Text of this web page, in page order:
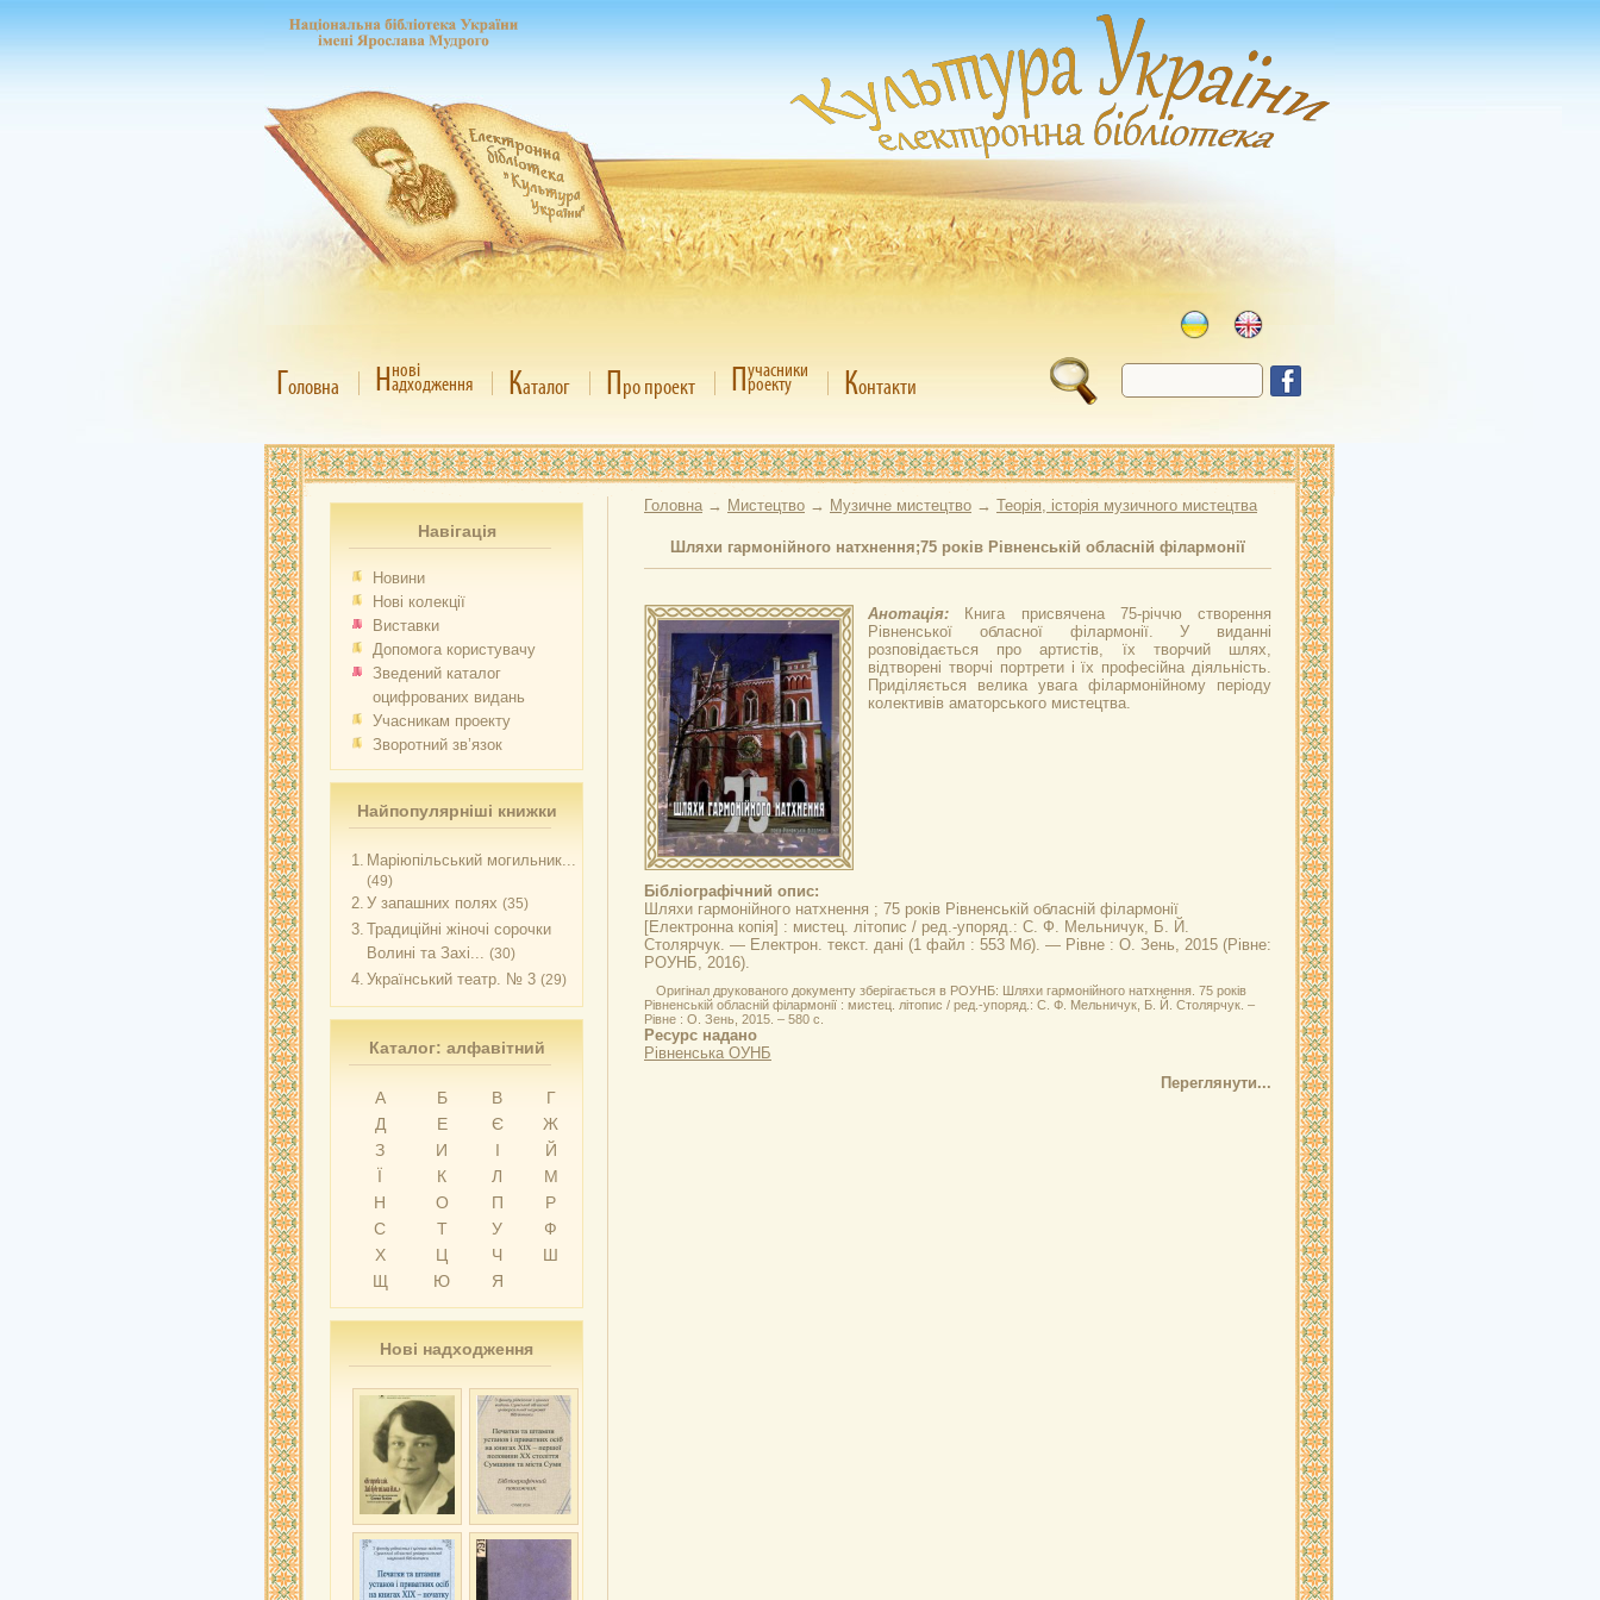
Головна Ннові
адходження Каталог Про проект Пучасники
роекту Контакти
Навігація
Новини
Нові колекції
Виставки
Допомога користувачу
Зведений каталог
оцифрованих видань
Учасникам проекту
Зворотний зв’язок
Найпопулярніші книжки
1. Маріюпільський могильник...
(49)
2. У запашних полях (35)
3. Традиційні жіночі сорочки
Волині та Захі... (30)
4. Український театр. № 3 (29)
Каталог: алфавітний
А Б В
Г
Д
Е Є
Ж
З
И І
Й
Ї
К Л
М
Н
О П
Р
С
Т У
Ф
Х
Ц Ч
Ш
Щ
Ю Я
Нові надходження
Головна → Мистецтво → Музичне мистецтво → Теорія, історія музичного мистецтва
Шляхи гармонійного натхнення;75 років Рівненській обласній філармонії
Анотація:
Книга присвячена 75-річчю створення
Рівненської обласної філармонії. У виданні
розповідається про артистів, їх творчий шлях,
відтворені творчі портрети і їх професійна діяльність.
Приділяється велика увага філармонійному періоду
колективів аматорського мистецтва.
Бібліографічний опис:
Шляхи гармонійного натхнення ; 75 років Рівненській обласній філармонії
[Електронна копія] : мистец. літопис / ред.-упоряд.: С. Ф. Мельничук, Б. Й.
Столярчук. — Електрон. текст. дані (1 файл : 553 Мб). — Рівне : О. Зень, 2015 (Рівне:
РОУНБ, 2016).
Оригінал друкованого документу зберігається в РОУНБ: Шляхи гармонійного натхнення. 75 років
Рівненській обласній філармонії : мистец. літопис / ред.-упоряд.: С. Ф. Мельничук, Б. Й. Столярчук. –
Рівне : О. Зень, 2015. – 580 с.
Ресурс надано
Рівненська ОУНБ
Переглянути...